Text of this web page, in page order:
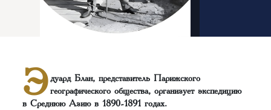
Э дуард Блан, представитель Парижского
географического общества, организует экспедицию
в Среднюю Азию в 1890-1891 годах.